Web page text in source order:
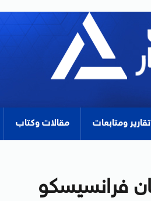
تقارير ومتابعات مقالات وكتاب
فرانسيسكو